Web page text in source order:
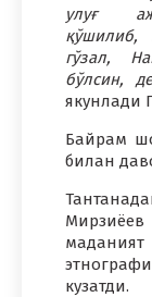
улуғ
қўшилиб,
гўзал,
бўлсин,
якунлади
Байрам
билан
кузатди.